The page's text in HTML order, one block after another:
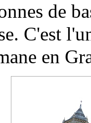
de
C'est
en